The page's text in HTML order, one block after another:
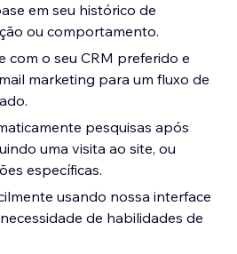
em seu histórico de
ou comportamento.
com o seu CRM preferido e
marketing para um fluxo de
pesquisas após
uma visita ao site, ou
específicas.
usando nossa interface
de habilidades de